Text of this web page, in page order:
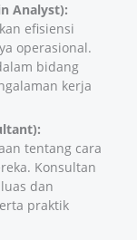
Analyst):
efisiensi
operasional.
bidang
kerja
tentang cara
Konsultan
dan
praktik